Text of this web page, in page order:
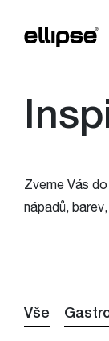
Zveme Vás
nápadů,
Vše